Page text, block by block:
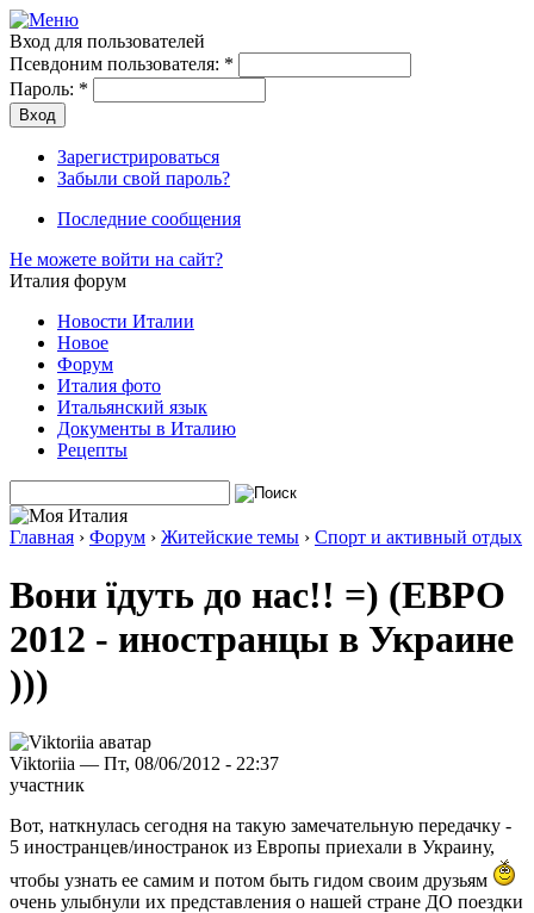
Вход для пользователей
Псевдоним пользователя: *
Пароль: *
Зарегистрироваться
Забыли свой пароль?
Последние сообщения
Не можете войти на сайт?
Италия форум
Новости Италии
Новое
Форум
Италия фото
Итальянский язык
Документы в Италию
Рецепты
Главная › Форум › Житейские темы › Спорт и активный отдых
Вони їдуть до нас!! =) (ЕВРО
2012 - иностранцы в Украине
)))
Viktoriia — Пт, 08/06/2012 - 22:37
участник
Вот, наткнулась сегодня на такую замечательную передачку -
5 иностранцев/иностранок из Европы приехали в Украину,
чтобы узнать ее самим и потом быть гидом своим друзьям
очень улыбнули их представления о нашей стране ДО поездки